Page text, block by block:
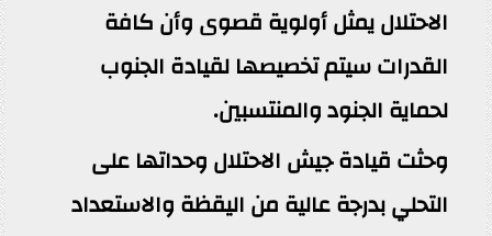
الاحتلال يمثل أولوية قصوى وأن كافة
القدرات سيتم تخصيصها لقيادة الجنوب
لحماية الجنود والمنتسبين.
وحثت قيادة جيش الاحتلال وحداتها على
التحلي بدرجة عالية من اليقظة والاستعداد